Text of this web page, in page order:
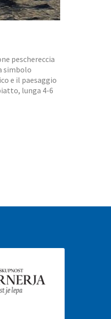
peschereccia
simbolo
e il paesaggio
lunga 4-6